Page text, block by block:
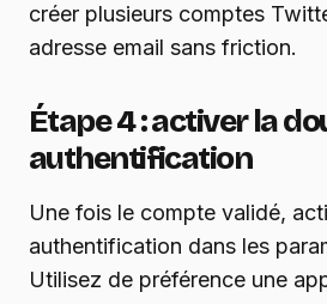
créer plusieurs comptes
adresse email sans friction.
Étape 4 : activer la
authentification
Une fois le compte validé,
authentification dans les
Utilisez de préférence une